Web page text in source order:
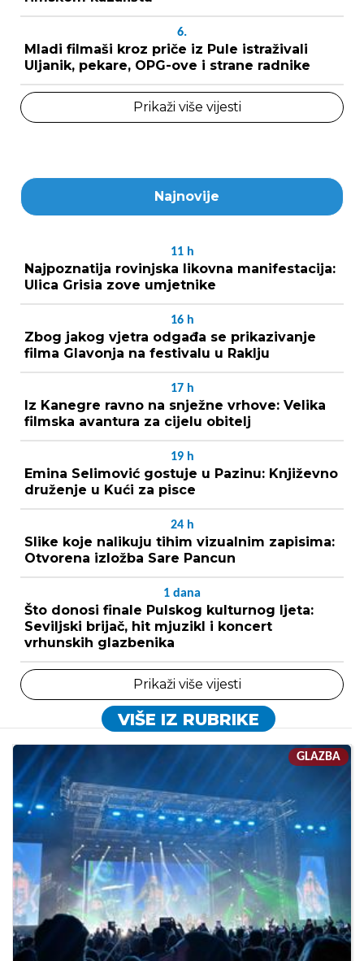
6.
Mladi filmaši kroz priče iz Pule istraživali
Uljanik, pekare, OPG-ove i strane radnike
Prikaži više vijesti
Najnovije
11 h
Najpoznatija rovinjska likovna manifestacija:
Ulica Grisia zove umjetnike
16 h
Zbog jakog vjetra odgađa se prikazivanje
filma Glavonja na festivalu u Raklju
17 h
Iz Kanegre ravno na snježne vrhove: Velika
filmska avantura za cijelu obitelj
19 h
Emina Selimović gostuje u Pazinu: Književno
druženje u Kući za pisce
24 h
Slike koje nalikuju tihim vizualnim zapisima:
Otvorena izložba Sare Pancun
1 dana
Što donosi finale Pulskog kulturnog ljeta:
Seviljski brijač, hit mjuzikl i koncert
vrhunskih glazbenika
Prikaži više vijesti
VIŠE IZ RUBRIKE
GLAZBA